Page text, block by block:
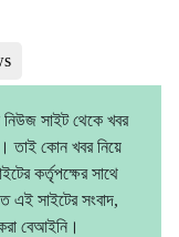
নিউজ সাইট থেকে খবর
তাই কোন খবর নিয়ে
কর্তৃপক্ষের সাথে
এই সাইটের সংবাদ,
বেআইনি।